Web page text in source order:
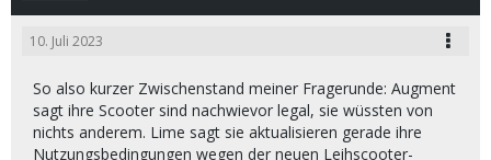
10. Juli 2023
So also kurzer Zwischenstand meiner Fragerunde: Augment
sagt ihre Scooter sind nachwievor legal, sie wüssten von
nichts anderem. Lime sagt sie aktualisieren gerade ihre
Nutzungsbedingungen wegen der neuen Leihscooter-